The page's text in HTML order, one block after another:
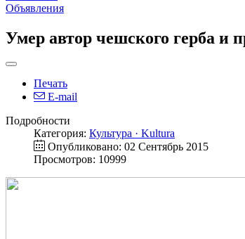
Объявления
Умер автор чешского герба и
Печать
E-mail
Подробности
Категория: Культура · Kultura
Опубликовано: 02 Сентябрь 2015
Просмотров: 10999